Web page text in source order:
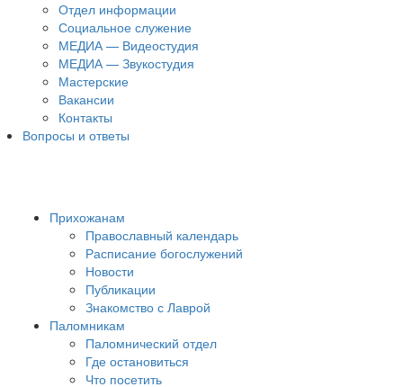
Отдел информации
Социальное служение
МЕДИА — Видеостудия
МЕДИА — Звукостудия
Мастерские
Вакансии
Контакты
Вопросы и ответы
Прихожанам
Православный календарь
Расписание богослужений
Новости
Публикации
Знакомство с Лаврой
Паломникам
Паломнический отдел
Где остановиться
Что посетить